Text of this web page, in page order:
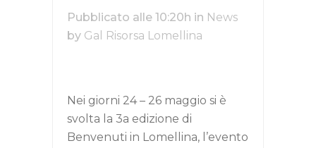
Pubblicato alle 10:20h in News
by Gal Risorsa Lomellina
Nei giorni 24 – 26 maggio si è
svolta la 3a edizione di
Benvenuti in Lomellina, l’evento